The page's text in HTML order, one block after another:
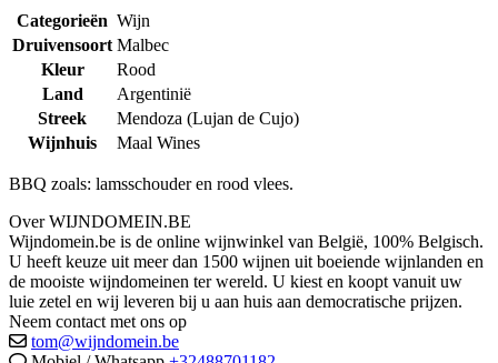
Categorieën Wijn
Druivensoort Malbec
Kleur
Rood
Land
Argentinië
Streek
Mendoza (Lujan de Cujo)
Wijnhuis
Maal Wines
BBQ zoals: lamsschouder en rood vlees.
Over WIJNDOMEIN.BE
Wijndomein.be is de online wijnwinkel van België, 100% Belgisch.
U heeft keuze uit meer dan 1500 wijnen uit boeiende wijnlanden en
de mooiste wijndomeinen ter wereld. U kiest en koopt vanuit uw
luie zetel en wij leveren bij u aan huis aan democratische prijzen.
Neem contact met ons op
tom@wijndomein.be